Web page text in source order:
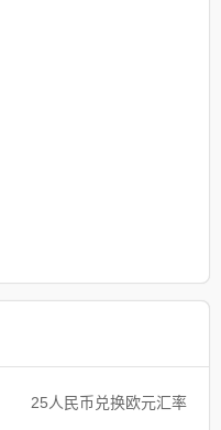
25人民币兑换欧元汇率